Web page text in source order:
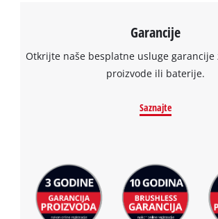
Garancije
Otkrijte naše besplatne usluge garancije
proizvode ili baterije.
Saznajte